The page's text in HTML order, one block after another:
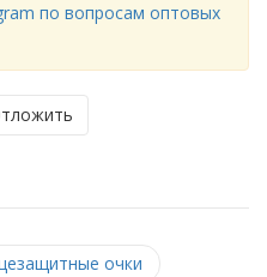
по вопросам оптовых
очки